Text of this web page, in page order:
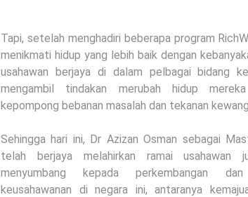
Tapi, setelah menghadiri beberapa program
menikmati hidup yang lebih baik dengan
usahawan berjaya di dalam pelbagai bidang
mengambil tindakan merubah hidup
kepompong bebanan masalah dan tekanan
Sehingga hari ini, Dr Azizan Osman sebagai
telah berjaya melahirkan ramai usahawan
menyumbang kepada perkembangan
keusahawanan di negara ini, antaranya